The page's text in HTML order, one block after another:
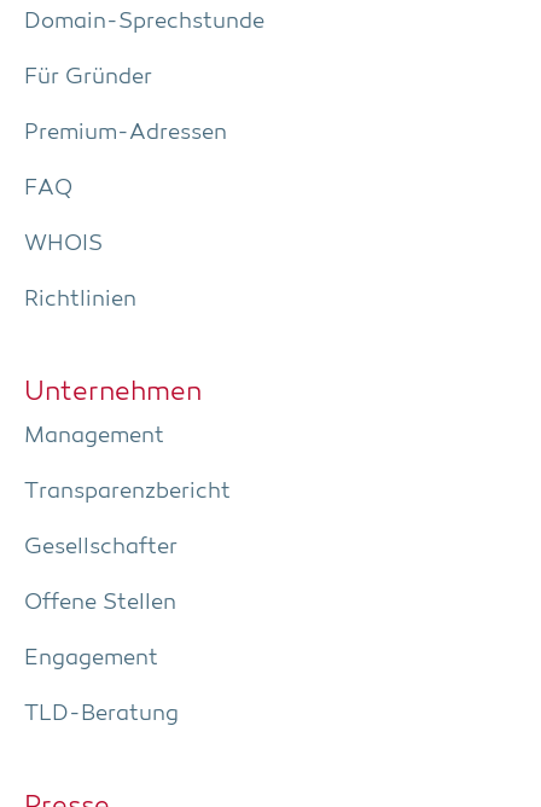
Domain-Sprech­stun­de
Für Grün­der
Pre­­mi­um-Adres­­sen
FAQ
WHOIS
Richt­li­ni­en
Unter­neh­men
Manage­ment
Trans­pa­renz­be­richt
Gesell­schaf­ter
Offe­ne Stellen
Enga­ge­ment
TLD-Bera­tung